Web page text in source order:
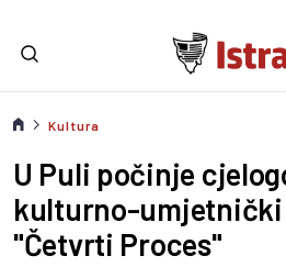
Kultura
U Puli počinje
kulturno-
"Četvrti Proces"